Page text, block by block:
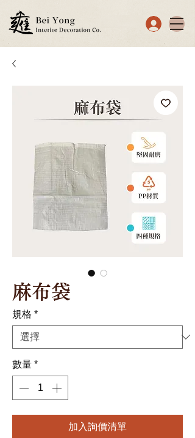
麻布袋
規格 *
數量 *
加入詢價清單